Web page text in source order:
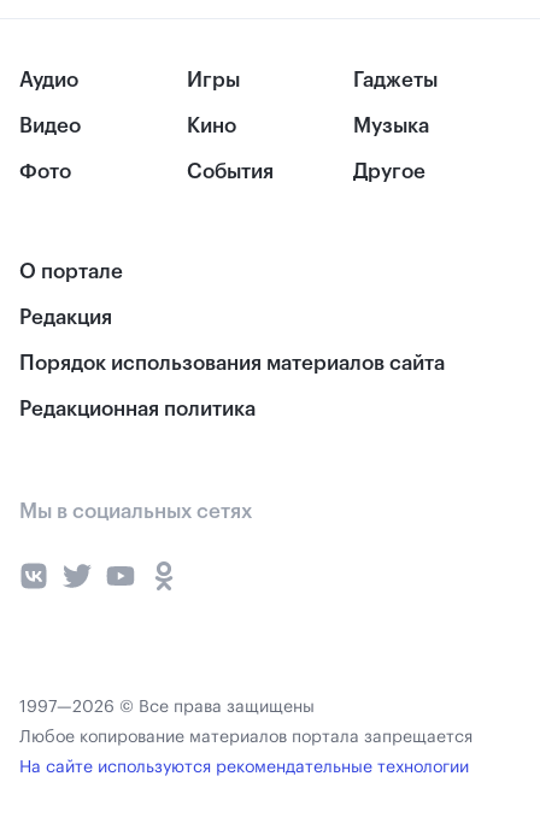
Аудио
Видео
Фото
Игры
Кино
События
Гаджеты
Музыка
Другое
О портале
Редакция
Порядок использования материалов сайта
Редакционная политика
Мы в социальных сетях
1997—2026 © Все права защищены
Любое копирование материалов портала запрещается
На сайте используются рекомендательные технологии